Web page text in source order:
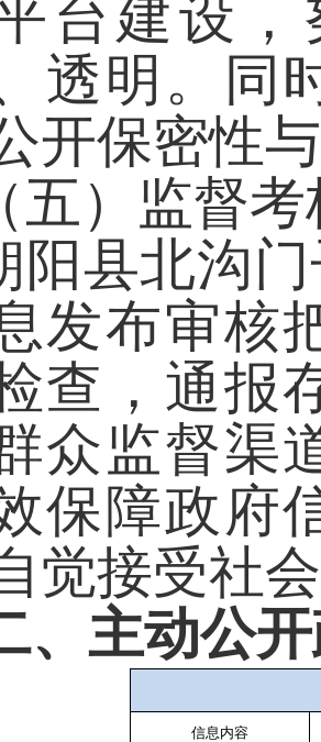
台建设
透明。
同
开保密性与
（五）监督
阳县北沟
发布审核
查，通报
众监督渠
保障政府
觉接受社
、主动公
信息内容